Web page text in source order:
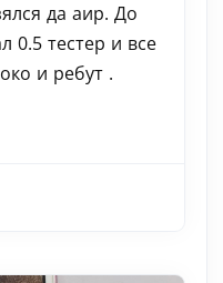
да аир. До
0.5 тестер и все
и ребут .